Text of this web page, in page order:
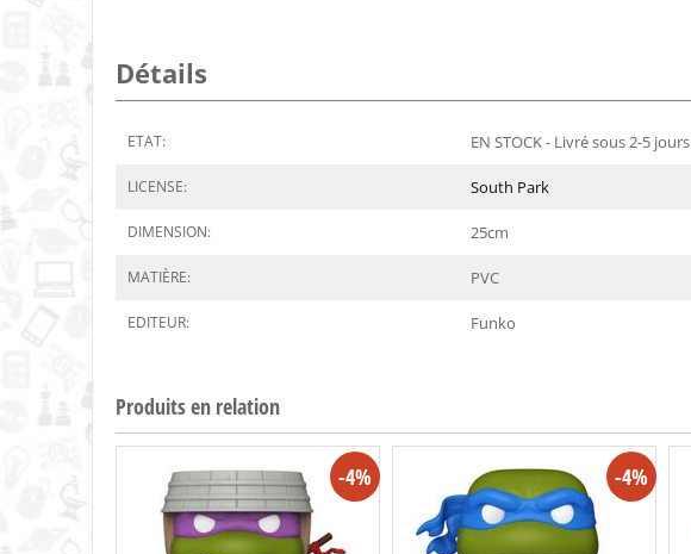
Détails
ETAT: EN STOCK - Livré sous 2-5 jours
LICENSE: South Park
DIMENSION: 25cm
MATIÈRE: PVC
EDITEUR: Funko
Produits en relation
-4% -4%